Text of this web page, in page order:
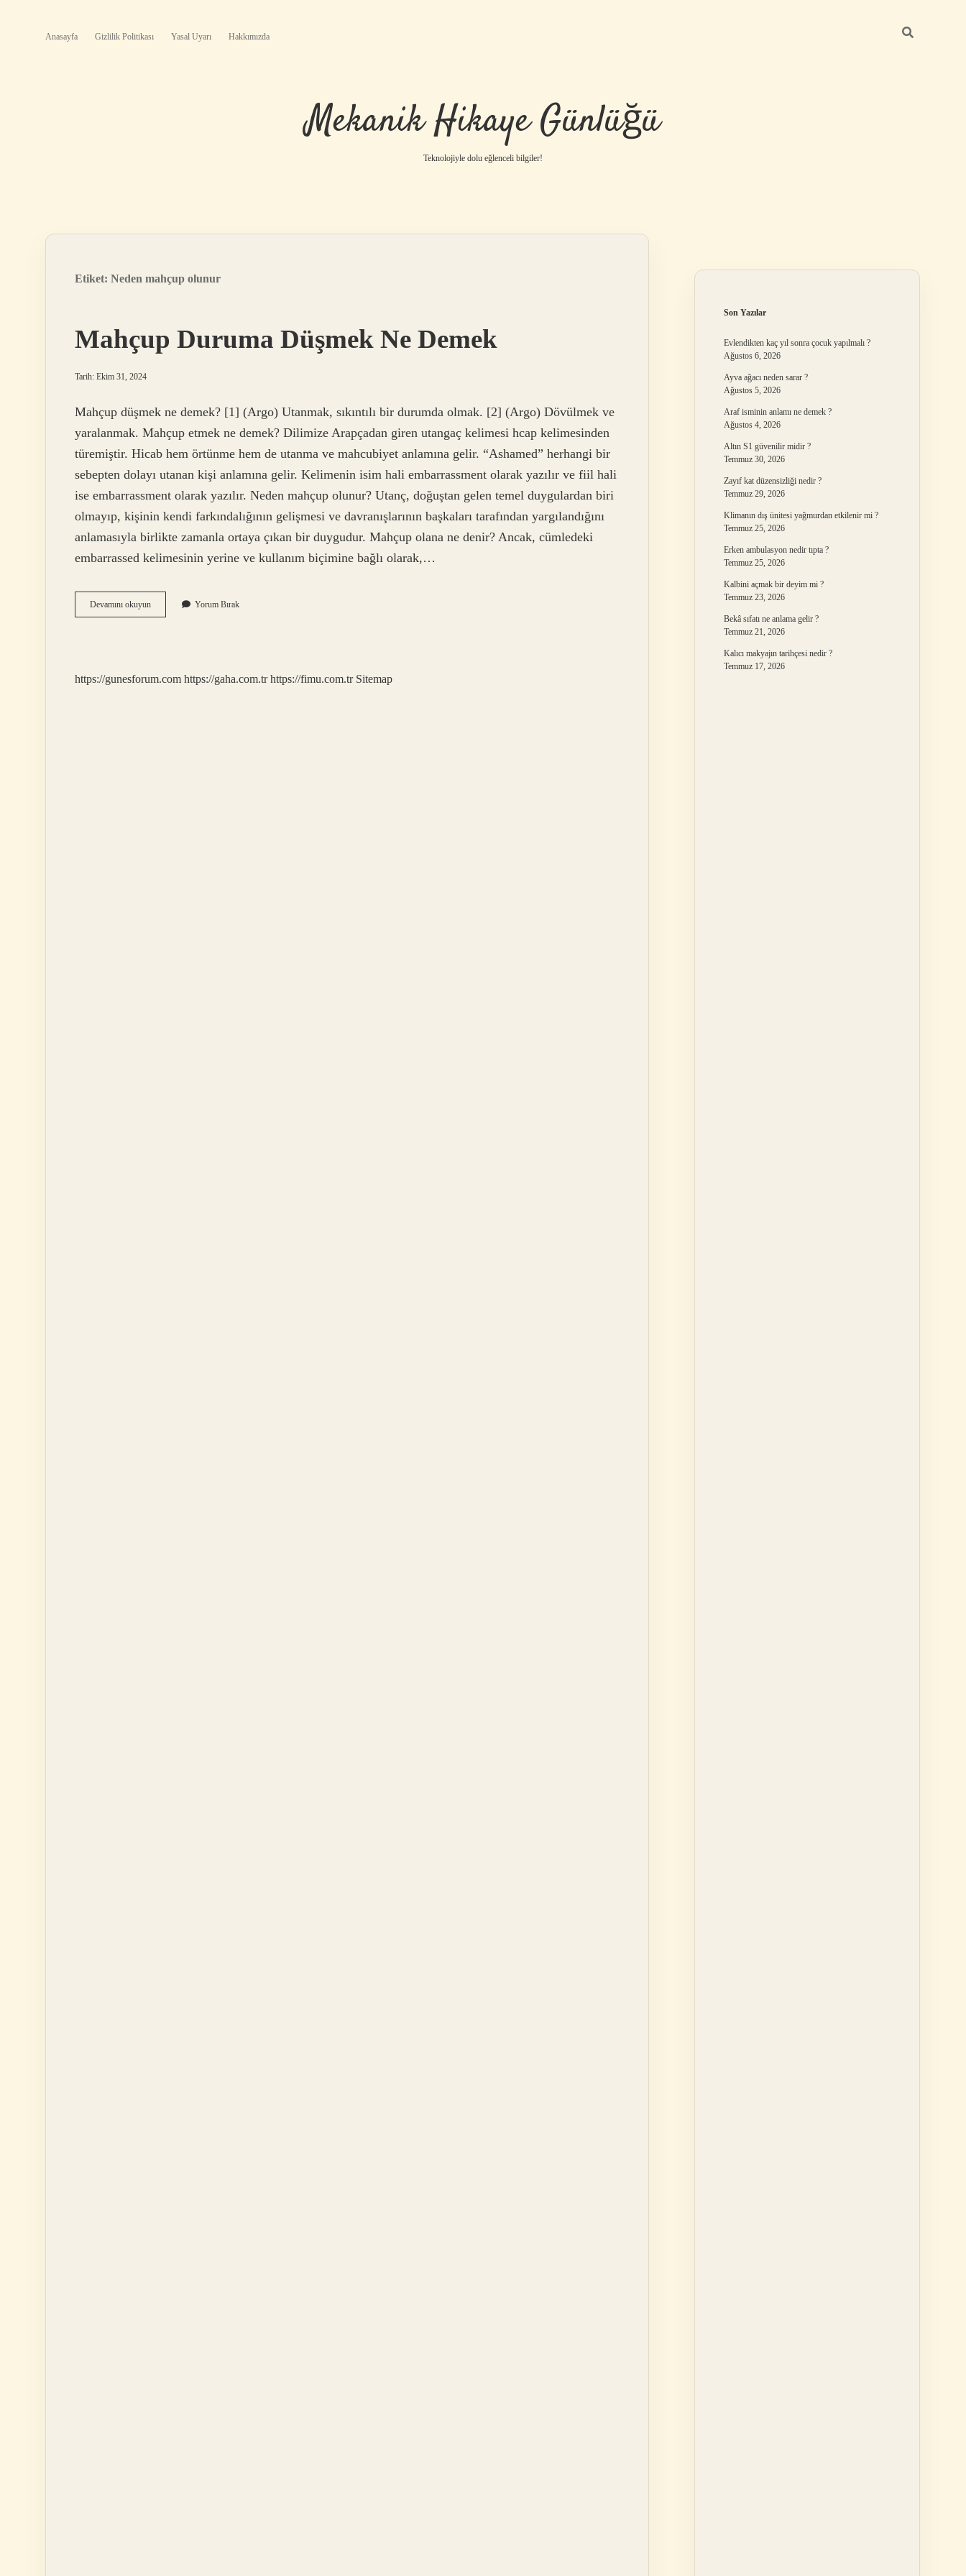
Anasayfa Gizlilik Politikası Yasal Uyarı Hakkımızda
Mekanik Hikaye Günlüğü
Teknolojiyle dolu eğlenceli bilgiler!
Etiket: Neden mahçup olunur
Mahçup Duruma Düşmek Ne Demek
Tarih: Ekim 31, 2024
Mahçup düşmek ne demek? [1] (Argo) Utanmak, sıkıntılı bir durumda olmak. [2] (Argo) Dövülmek ve
yaralanmak. Mahçup etmek ne demek? Dilimize Arapçadan giren utangaç kelimesi hcap kelimesinden
türemiştir. Hicab hem örtünme hem de utanma ve mahcubiyet anlamına gelir. “Ashamed” herhangi bir
sebepten dolayı utanan kişi anlamına gelir. Kelimenin isim hali embarrassment olarak yazılır ve fiil hali
ise embarrassment olarak yazılır. Neden mahçup olunur? Utanç, doğuştan gelen temel duygulardan biri
olmayıp, kişinin kendi farkındalığının gelişmesi ve davranışlarının başkaları tarafından yargılandığını
anlamasıyla birlikte zamanla ortaya çıkan bir duygudur. Mahçup olana ne denir? Ancak, cümledeki
embarrassed kelimesinin yerine ve kullanım biçimine bağlı olarak,…
Devamını okuyunMahçup
Duruma
Yorum Bırak
https://gunesforum.com https://gaha.com.tr https://fimu.com.tr Sitemap
Son Yazılar
Evlendikten kaç yıl sonra çocuk yapılmalı ?
Ağustos 6, 2026
Ayva ağacı neden sarar ?
Ağustos 5, 2026
Araf isminin anlamı ne demek ?
Ağustos 4, 2026
Altın S1 güvenilir midir ?
Temmuz 30, 2026
Zayıf kat düzensizliği nedir ?
Temmuz 29, 2026
Klimanın dış ünitesi yağmurdan etkilenir mi ?
Temmuz 25, 2026
Erken ambulasyon nedir tıpta ?
Temmuz 25, 2026
Kalbini açmak bir deyim mi ?
Temmuz 23, 2026
Bekâ sıfatı ne anlama gelir ?
Temmuz 21, 2026
Kalıcı makyajın tarihçesi nedir ?
Temmuz 17, 2026